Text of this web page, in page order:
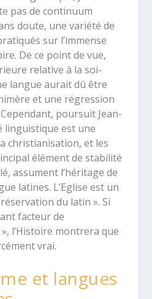
pas de continuum
doute, une variété de
sur l’immense
De ce point de vue,
relative à la soi-
langue aurait dû être
et une régression
poursuit Jean-
linguistique est une
christianisation, et les
élément de stabilité
assument l’héritage de
latines. L’Eglise est un
du latin ». Si
facteur de
l’Histoire montrera que
vrai.
et langues